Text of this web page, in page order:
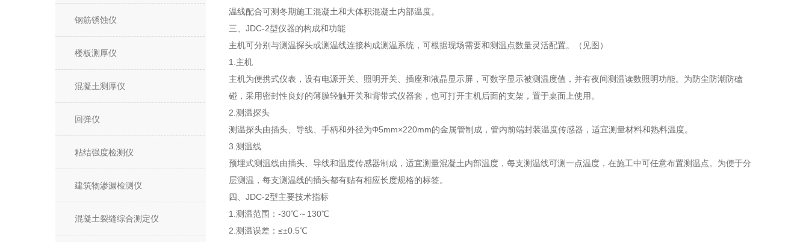
钢筋锈蚀仪
楼板测厚仪
混凝土测厚仪
回弹仪
粘结强度检测仪
建筑物渗漏检测仪
混凝土裂缝综合测定仪
温线配合可测冬期施工混凝土和大体积混凝土内部温度。
三、JDC-2型仪器的构成和功能
主机可分别与测温探头或测温线连接构成测温系统，可根据现场需要和测温点数量灵活配置。（见图）
1.主机
主机为便携式仪表，设有电源开关、照明开关、插座和液晶显示屏，可数字显示被测温度值，并有夜间测温读数照明功能。为防尘防潮防磕
碰，采用密封性良好的薄膜轻触开关和背带式仪器套，也可打开主机后面的支架，置于桌面上使用。
2.测温探头
测温探头由插头、导线、手柄和外径为Φ5mm×220mm的金属管制成，管内前端封装温度传感器，适宜测量材料和熟料温度。
3.测温线
预埋式测温线由插头、导线和温度传感器制成，适宜测量混凝土内部温度，每支测温线可测一点温度，在施工中可任意布置测温点。为便于分
层测温，每支测温线的插头都有贴有相应长度规格的标签。
四、JDC-2型主要技术指标
1.测温范围：-30℃～130℃
2.测温误差：≤±0.5℃